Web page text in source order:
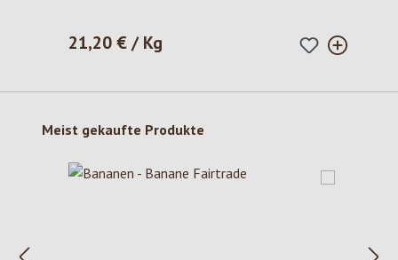
Regulärer Preis:
21,20 € / Kg
Produktgalerie überspringen
Meist gekaufte Produkte